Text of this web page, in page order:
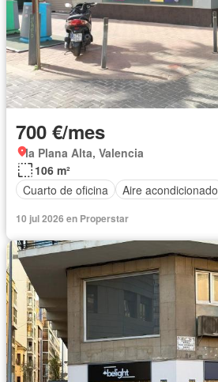
700 €/mes
la Plana Alta, Valencia
106 m²
Cuarto de oficina
Aire acondicionado
10 jul 2026 en Properstar